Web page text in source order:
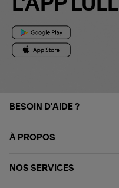
L'APP LULLI
BESOIN D'AIDE ?
À PROPOS
NOS SERVICES